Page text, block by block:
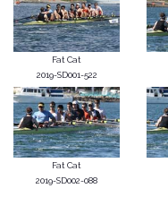
Fat Cat
2019-SD001-522
Fat Cat
2019-SD002-088